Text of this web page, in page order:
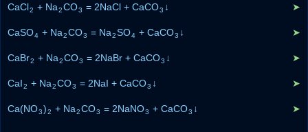
CaCl2 + Na2CO3 = 2NaCl + CaCO3 ↓ ➤
CaSO4 + Na2CO3 = Na2SO4 + CaCO3 ↓ ➤
CaBr2 + Na2CO3 = 2NaBr + CaCO3 ↓ ➤
CaI2 + Na2CO3 = 2NaI + CaCO3 ↓ ➤
Ca(NO3)2 + Na2CO3 = 2NaNO3 + CaCO3 ↓ ➤